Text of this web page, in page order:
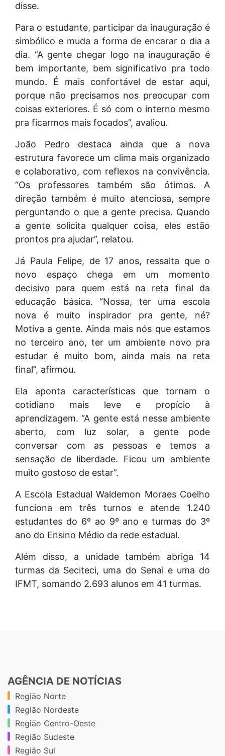
disse.
Para o estudante, participar da inauguração é
simbólico e muda a forma de encarar o dia a
dia. “A gente chegar logo na inauguração é
bem importante, bem significativo pra todo
mundo. É mais confortável de estar aqui,
porque não precisamos nos preocupar com
coisas exteriores. É só com o interno mesmo
pra ficarmos mais focados”, avaliou.
João Pedro destaca ainda que a nova
estrutura favorece um clima mais organizado
e colaborativo, com reflexos na convivência.
“Os professores também são ótimos. A
direção também é muito atenciosa, sempre
perguntando o que a gente precisa. Quando
a gente solicita qualquer coisa, eles estão
prontos pra ajudar”, relatou.
Já Paula Felipe, de 17 anos, ressalta que o
novo espaço chega em um momento
decisivo para quem está na reta final da
educação básica. “Nossa, ter uma escola
nova é muito inspirador pra gente, né?
Motiva a gente. Ainda mais nós que estamos
no terceiro ano, ter um ambiente novo pra
estudar é muito bom, ainda mais na reta
final”, afirmou.
Ela aponta características que tornam o
cotidiano mais leve e propício à
aprendizagem. “A gente está nesse ambiente
aberto, com luz solar, a gente pode
conversar com as pessoas e temos a
sensação de liberdade. Ficou um ambiente
muito gostoso de estar”.
A Escola Estadual Waldemon Moraes Coelho
funciona em três turnos e atende 1.240
estudantes do 6º ao 9º ano e turmas do 3º
ano do Ensino Médio da rede estadual.
Além disso, a unidade também abriga 14
turmas da Seciteci, uma do Senai e uma do
IFMT, somando 2.693 alunos em 41 turmas.
AGÊNCIA DE NOTÍCIAS
Região Norte
Região Nordeste
Região Centro-Oeste
Região Sudeste
Região Sul